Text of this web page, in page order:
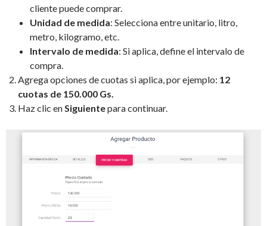
cliente puede comprar.
Unidad de medida: Selecciona entre unitario, litro,
metro, kilogramo, etc.
Intervalo de medida: Si aplica, define el intervalo de
compra.
Agrega opciones de cuotas si aplica, por ejemplo: 12
cuotas de 150.000 Gs.
Haz clic en Siguientepara continuar.